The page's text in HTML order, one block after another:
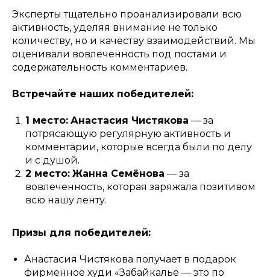
Эксперты тщательно проанализировали всю
активность, уделяя внимание не только
количеству, но и качеству взаимодействий. Мы
оценивали вовлеченность под постами и
содержательность комментариев.
Встречайте наших победителей:
1 место: Анастасия Чистякова — за
потрясающую регулярную активность и
комментарии, которые всегда были по делу
и с душой.
2 место: Жанна Семёнова — за
вовлеченность, которая заряжала позитивом
всю нашу ленту.
Призы для победителей:
Анастасия Чистякова получает в подарок
фирменное худи «Забайкалье — это по